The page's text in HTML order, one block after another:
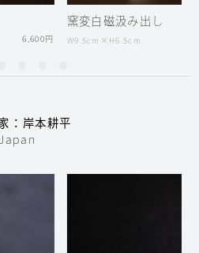
6,600円
窯変白磁汲み出し
W9.5cm×H6.5cm
：岸本耕平